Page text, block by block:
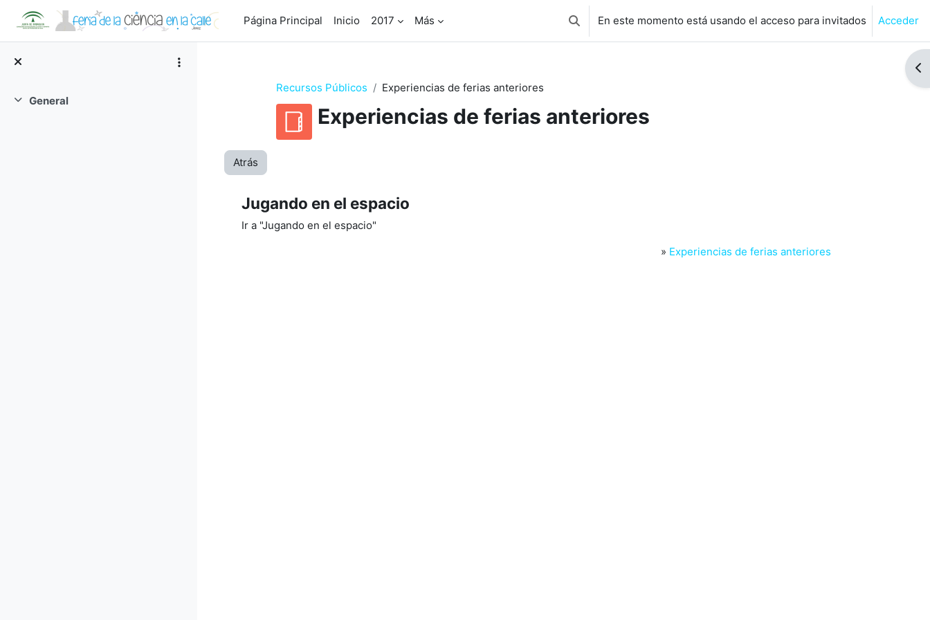
Página Principal
Inicio 2017 Más Selector de búsqueda de entrada
En este momento está usando el acceso para invitados Acceder
Colapsar
General
Recursos Públicos
Experiencias de ferias anteriores
Experiencias de ferias anteriores
Atrás
Jugando en el espacio
Ir a "Jugando en el espacio"
» Experiencias de ferias anteriores